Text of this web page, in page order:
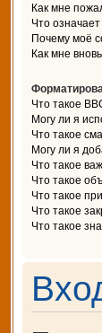
Как мне
Что
Почему моё
Как мне
Что такое
Могу ли я
Что такое
Могу ли я
Что такое
Что такое
Что такое
Что такое
Что такое